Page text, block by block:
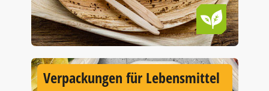
Verpackungen für Lebensmittel